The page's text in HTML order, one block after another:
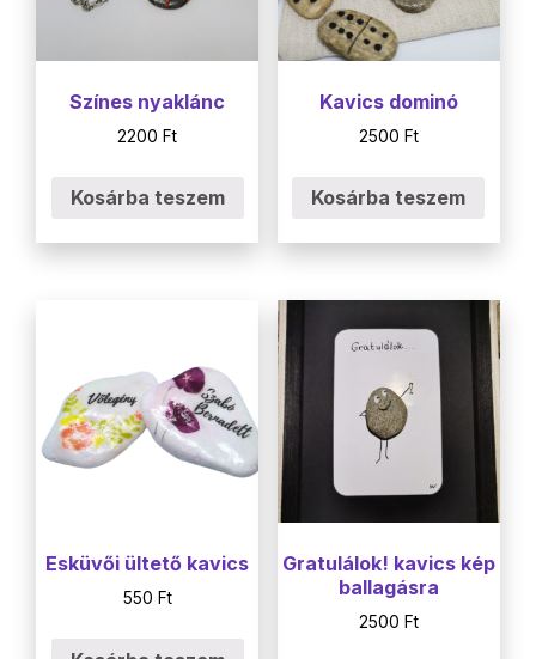
Színes nyaklánc
2200 Ft
Kosárba teszem
Kavics dominó
2500 Ft
Kosárba teszem
Esküvői ültető kavics
550 Ft
Gratulálok! kavics kép
ballagásra
2500 Ft